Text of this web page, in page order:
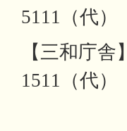
5111（代）
【三和庁
1511（代）